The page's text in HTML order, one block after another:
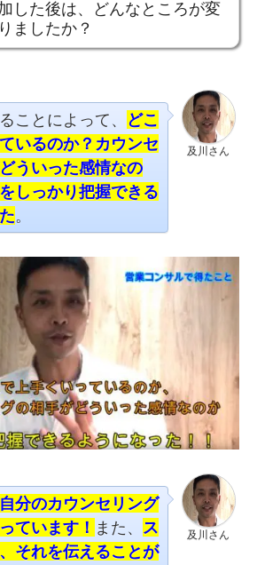
した後は、どんなところが変
ましたか？
及川さん
ことによって、 どこ
いるのか？カウンセ
ういった感情なの
しっかり把握できる
。
及川さん
自分のカウンセリング
ています！ また、 ス
それを伝えることが